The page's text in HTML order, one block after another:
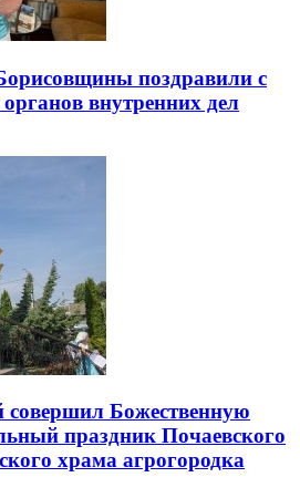
поздравили с
внутренних дел
Божественную
праздник Почаевского
храма агрогородка